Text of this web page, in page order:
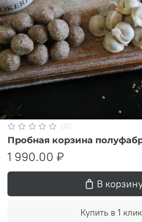
(0)
Пробная корзина
1 990.00 ₽
В
Купить в 1 клик